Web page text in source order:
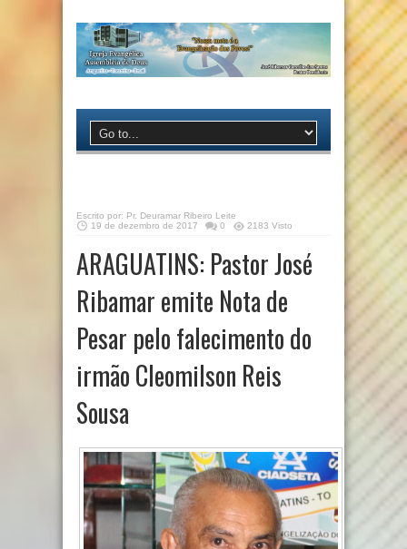
Escrito por: Pr. Deuramar Ribeiro Leite
19 de dezembro de 2017
0 2183 Visto
ARAGUATINS: Pastor José
Ribamar emite Nota de
Pesar pelo falecimento do
irmão Cleomilson Reis
Sousa